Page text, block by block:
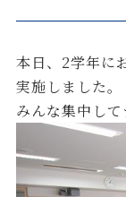
本日、2学年に
実施しました。
みんな集中して